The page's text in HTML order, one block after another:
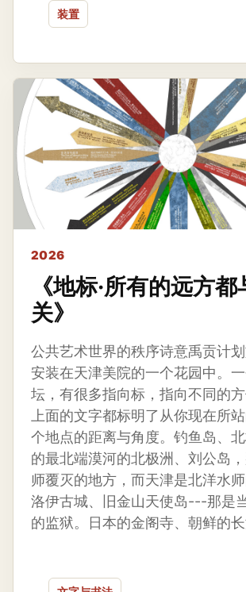
装置
2026
《地标·所有的远方
关》
公共艺术世界的秩序诗意禹贡计
安装在天津美院的一个花园中。
坛，有很多指向标，指向不同的
上面的文字都标明了从你现在所
个地点的距离与角度。钓鱼岛、
的最北端漠河的北极洲、刘公岛
师覆灭的地方，而天津是北洋水
洛伊古城、旧金山天使岛---那是
的监狱。日本的金阁寺、朝鲜的